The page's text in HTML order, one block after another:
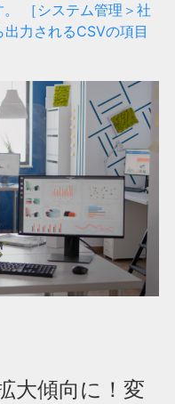
［システム管理＞社
力されるCSVの項目
大傾向に！変